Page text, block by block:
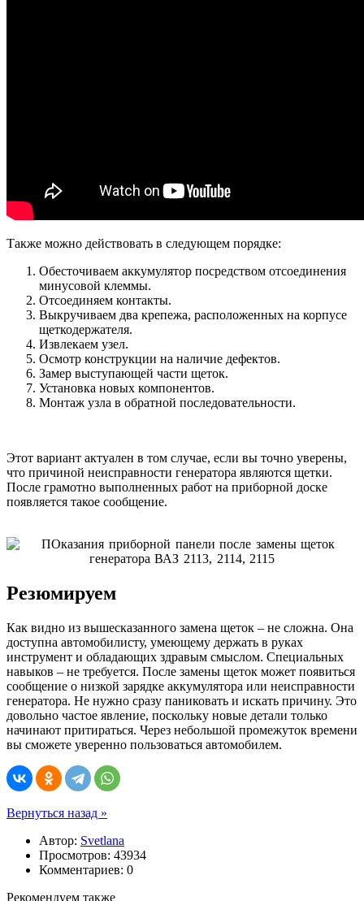
Также можно действовать в следующем порядке:
Обесточиваем аккумулятор посредством отсоединения
минусовой клеммы.
Отсоединяем контакты.
Выкручиваем два крепежа, расположенных на корпусе
щеткодержателя.
Извлекаем узел.
Осмотр конструкции на наличие дефектов.
Замер выступающей части щеток.
Установка новых компонентов.
Монтаж узла в обратной последовательности.
Этот вариант актуален в том случае, если вы точно уверены,
что причиной неисправности генератора являются щетки.
После грамотно выполненных работ на приборной доске
появляется такое сообщение.
Резюмируем
Как видно из вышесказанного замена щеток – не сложна. Она
доступна автомобилисту, умеющему держать в руках
инструмент и обладающих здравым смыслом. Специальных
навыков – не требуется. После замены щеток может появиться
сообщение о низкой зарядке аккумулятора или неисправности
генератора. Не нужно сразу паниковать и искать причину. Это
довольно частое явление, поскольку новые детали только
начинают притираться. Через небольшой промежуток времени
вы сможете уверенно пользоваться автомобилем.
Вернуться назад »
Автор: Svetlana
Просмотров: 43934
Комментариев: 0
Рекомендуем также